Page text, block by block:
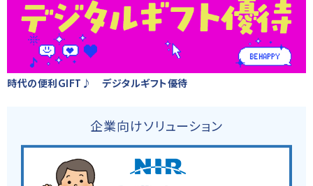
時代の便利GIFT♪ デジタルギフト優待
企業向けソリューション